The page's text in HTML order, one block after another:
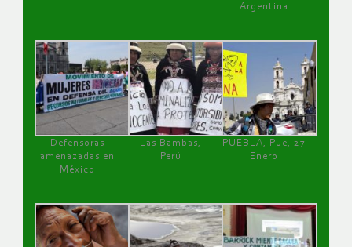
Argentina
Defensoras
amenazadas en
México
Las Bambas,
Perú
PUEBLA, Pue, 27
Enero